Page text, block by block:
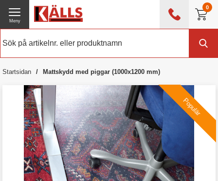
0
0476 - 214 80
Meny
Startsidan Mattskydd med piggar (1000x1200 mm)
Populär